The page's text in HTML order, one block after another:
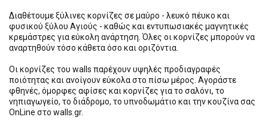
Διαθέτουμε ξύλινες κορνίζες σε μαύρο - λευκό πέυκο και
φυσικού ξύλου Αγιούς - καθώς και εντυπωσιακές μαγνητικές
κρεμάστρες για εύκολη ανάρτηση. Όλες οι κορνίζες μπορούν να
αναρτηθούν τόσο κάθετα όσο και οριζόντια.
Οι κορνίζες του walls παρέχουν υψηλές προδιαγραφές
ποιότητας και ανοίγουν εύκολα στο πίσω μέρος. Αγοράστε
φθηνές, όμορφες αφίσες και κορνίζες για το σαλόνι, το
νηπιαγωγείο, το διάδρομο, το υπνοδωμάτιο και την κουζίνα σας
OnLine στο walls.gr.